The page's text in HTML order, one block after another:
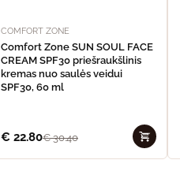
COMFORT ZONE
Comfort Zone SUN SOUL FACE
CREAM SPF30 priešraukšlinis
kremas nuo saulės veidui
SPF30, 60 ml
€ 22.80€30.40